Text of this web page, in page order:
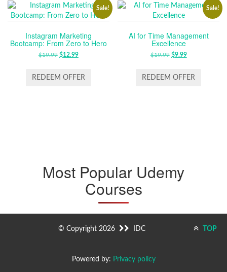
Sale!
Instagram Marketing
Bootcamp: From Zero to Hero
$19.99 ORIGINAL
WAS:
$12.99CURRENT
IS:
REDEEM OFFER
Sale!
AI for Time Management
Excellence
$19.99 ORIGINAL
WAS:
$9.99CURRENT
IS:
REDEEM OFFER
Most Popular Udemy
Courses
© Copyright 2026 IDC TOP
Powered by: Privacy policy